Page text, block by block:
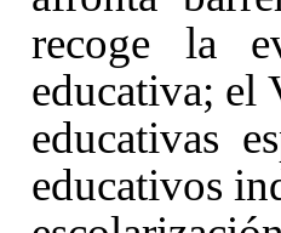
recoge la
educativa;
educativas
educativos